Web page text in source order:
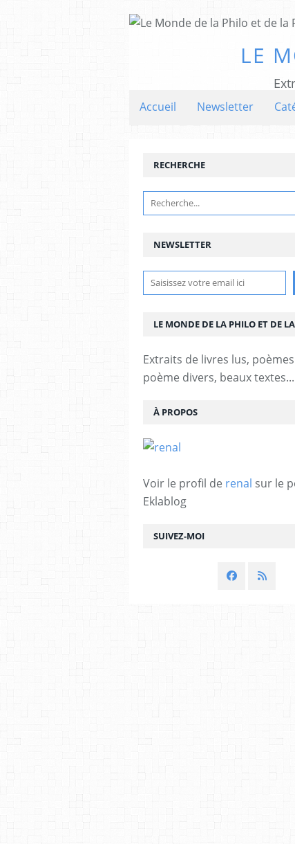
LE
Accueil Newsletter
NEWSLETTER
SUIVEZ-MOI
RECHERCHE
LE MONDE DE LA PHILO ET DE
Extraits de livres lus,
poème divers, beaux textes...
À PROPOS
Voir le profil de renal sur le
Eklablog